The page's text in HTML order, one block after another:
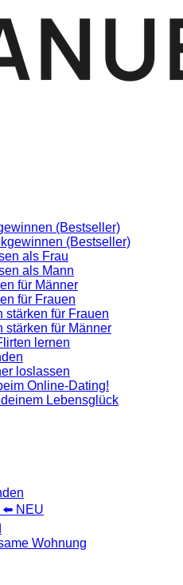
(Bestseller)
(Bestseller)
als Frau
als Mann
für Männer
für Frauen
stärken für Frauen
stärken für Männer
lernen
loslassen
Online-Dating!
Lebensglück
⬅️ NEU
Wohnung